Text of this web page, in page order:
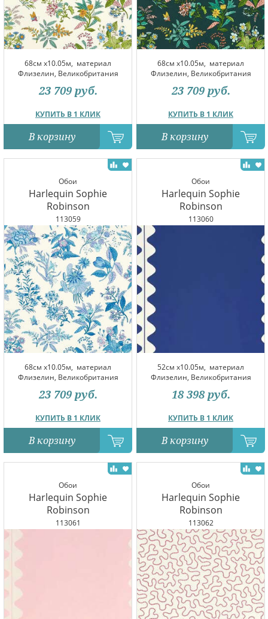
68см x10.05м, материал
Флизелин, Великобритания
КУПИТЬ В 1 КЛИК
23 709 руб.
В корзину
68см x10.05м, материал
Флизелин, Великобритания
КУПИТЬ В 1 КЛИК
23 709 руб.
В корзину
Обои
Harlequin Sophie
Robinson
113059
68см x10.05м, материал
Флизелин, Великобритания
КУПИТЬ В 1 КЛИК
23 709 руб.
В корзину
Обои
Harlequin Sophie
Robinson
113060
52см x10.05м, материал
Флизелин, Великобритания
КУПИТЬ В 1 КЛИК
18 398 руб.
В корзину
Обои
Harlequin Sophie
Robinson
113061
Обои
Harlequin Sophie
Robinson
113062